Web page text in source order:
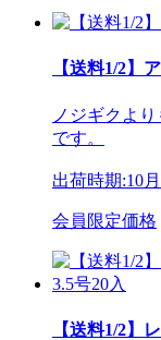
【送料1/2】
ノジギクよ
です。
出荷時期:10
会員限定価格
【送料1/2